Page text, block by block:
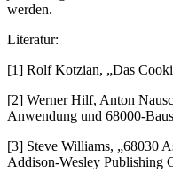
werden.
Literatur:
[1] Rolf Kotzian, „Das
[2] Werner Hilf, Anton
Anwendung und 68000-
[3] Steve Williams, „68030
Addison-Wesley Publishing